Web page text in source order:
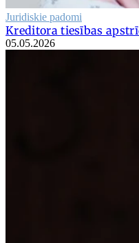
Juridiskie padomi
Kreditora tiesības
05.05.2026